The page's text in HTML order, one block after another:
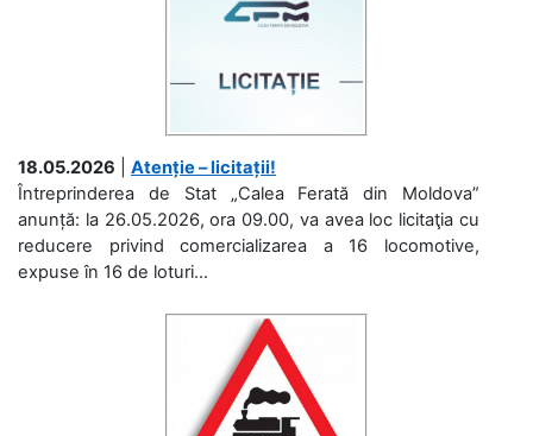
18.05.2026
Atenție – licitații!
Întreprinderea de Stat „Calea Ferată din Moldova”
anunță: la 26.05.2026, ora 09.00, va avea loc licitaţia cu
reducere privind comercializarea a 16 locomotive,
expuse în 16 de loturi...